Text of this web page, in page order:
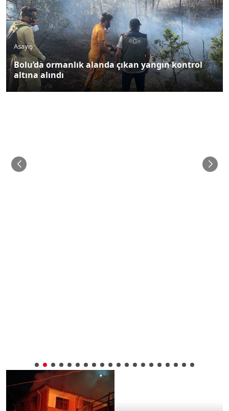
Asayiş
Bolu’da ormanlık alanda çıkan yangın kontrol
altına alındı